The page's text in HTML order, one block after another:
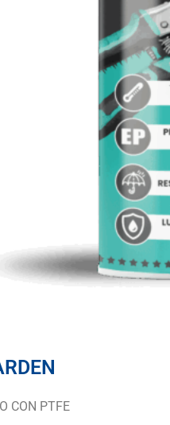
CON PTFE